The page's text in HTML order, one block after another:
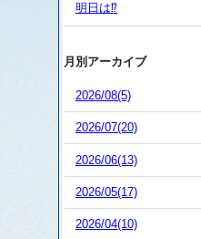
明日は⁉️
月別アーカイブ
2026/08(5)
2026/07(20)
2026/06(13)
2026/05(17)
2026/04(10)